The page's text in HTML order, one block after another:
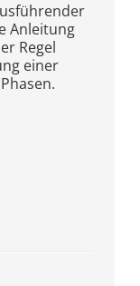
Anleitung
Regel
einer